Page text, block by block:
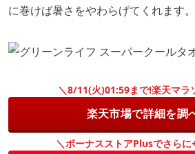
に巻けば暑さをやわらげてくれます。
＼8/11(火)01:59まで!楽天マラ
楽天市場で詳細を調
＼ボーナスストアPlusでさらに